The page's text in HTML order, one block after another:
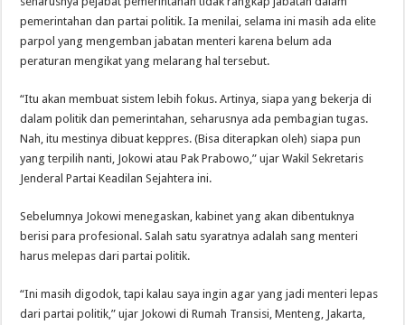
pemerintahan dan partai politik. Ia menilai, selama ini masih ada elite
parpol yang mengemban jabatan menteri karena belum ada
peraturan mengikat yang melarang hal tersebut.
“Itu akan membuat sistem lebih fokus. Artinya, siapa yang bekerja di
dalam politik dan pemerintahan, seharusnya ada pembagian tugas.
Nah, itu mestinya dibuat keppres. (Bisa diterapkan oleh) siapa pun
yang terpilih nanti, Jokowi atau Pak Prabowo,” ujar Wakil Sekretaris
Jenderal Partai Keadilan Sejahtera ini.
Sebelumnya Jokowi menegaskan, kabinet yang akan dibentuknya
berisi para profesional. Salah satu syaratnya adalah sang menteri
harus melepas dari partai politik.
“Ini masih digodok, tapi kalau saya ingin agar yang jadi menteri lepas
dari partai politik,” ujar Jokowi di Rumah Transisi, Menteng, Jakarta,